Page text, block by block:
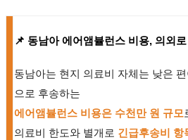
📌 동남아 에어앰뷸런스 비용, 의외
동남아는 현지 의료비 자체는 낮은
으로 후송하는
에어앰뷸런스 비용은 수천만 원 규모
의료비 한도와 별개로 긴급후송비 항